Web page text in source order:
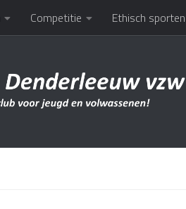
Competitie Ethisch sporten